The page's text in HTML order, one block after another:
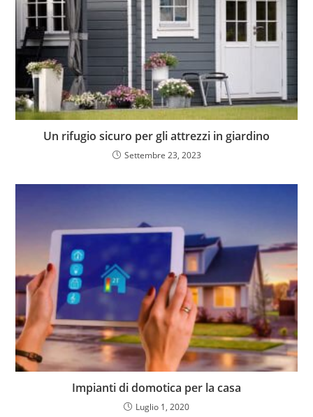
Un rifugio sicuro per gli attrezzi in giardino
Settembre 23, 2023
Impianti di domotica per la casa
Luglio 1, 2020